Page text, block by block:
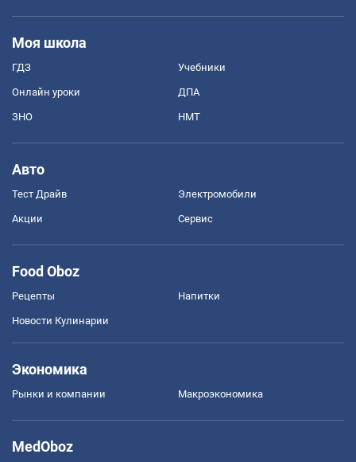
Моя школа
ГДЗ Учебники
Онлайн уроки ДПА
ЗНО НМТ
Авто
Тест Драйв Электромобили
Акции Сервис
Food Oboz
Рецепты Напитки
Новости Кулинарии
Экономика
Рынки и компании Mакроэкономика
MedOboz